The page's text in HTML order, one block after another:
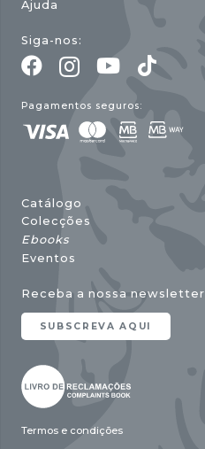
Ajuda
Siga-nos:
Pagamentos seguros:
Catálogo
Colecções
Ebooks
Eventos
Receba a nossa newsletter
SUBSCREVA AQUI
Termos e condições